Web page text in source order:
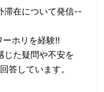
滞在について発信--
ホリを経験!!
じた疑問や不安を
答しています。